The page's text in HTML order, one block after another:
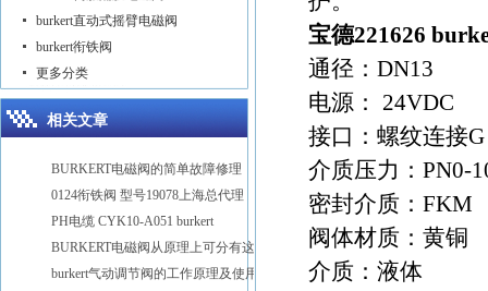
宝德221626
通径：DN13
电源： 24VDC
接口：螺纹连接G
介质压力：PN0-
密封介质：FKM
阀体材质：黄铜
介质：液体
burkert直动式摇臂电磁阀
burkert衔铁阀
更多分类
相关文章
BURKERT电磁阀的简单故障修理
0124衔铁阀 型号19078上海总代理
PH电缆 CYK10-A051 burkert